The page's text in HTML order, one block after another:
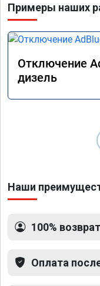
Примеры наших
Отключение
дизель
Наши
100%
Оплата